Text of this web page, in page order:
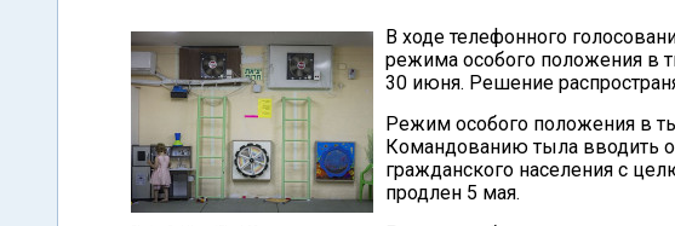
В ходе телефонного
режима особого положения в
30 июня. Решение
Режим особого положения в
Командованию тыла вводить
гражданского населения с
продлен 5 мая.